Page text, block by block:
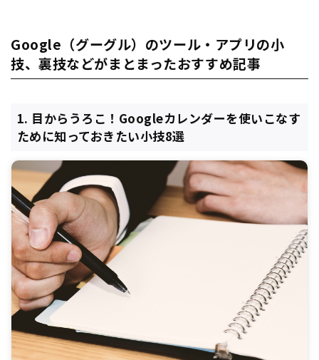
Google（グーグル）のツール・アプリの小
技、裏技などがまとまったおすすめ記事
1. 目からうろこ！Googleカレンダーを使いこなす
ために知っておきたい小技8選